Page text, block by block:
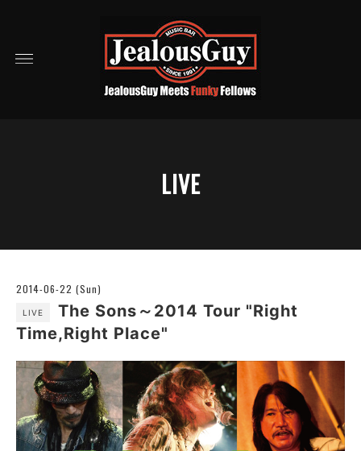
LIVE
2014-06-22 (Sun)
LIVE
The Sons～2014 Tour "Right
Time,Right Place"